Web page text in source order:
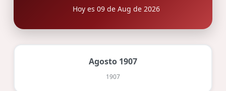
Hoy es 09 de Aug de 2026
Agosto 1907
1907